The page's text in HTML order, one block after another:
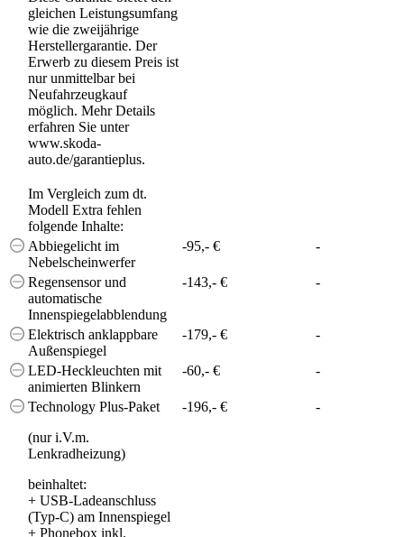
gleichen Leistungsumfang
wie die zweijährige
Herstellergarantie. Der
Erwerb zu diesem Preis ist
nur unmittelbar bei
Neufahrzeugkauf
möglich. Mehr Details
erfahren Sie unter
www.skoda-
auto.de/garantieplus.
Im Vergleich zum dt.
Modell Extra fehlen
folgende Inhalte:
Abbiegelicht im
Nebelscheinwerfer
-95,- € -
Regensensor und
automatische
Innenspiegelabblendung
-143,- € -
Elektrisch anklappbare
Außenspiegel
-179,- € -
LED-Heckleuchten mit
animierten Blinkern
-60,- € -
Technology Plus-Paket
(nur i.V.m.
Lenkradheizung)
beinhaltet:
+ USB-Ladeanschluss
(Typ-C) am Innenspiegel
+ Phonebox inkl.
-196,- € -